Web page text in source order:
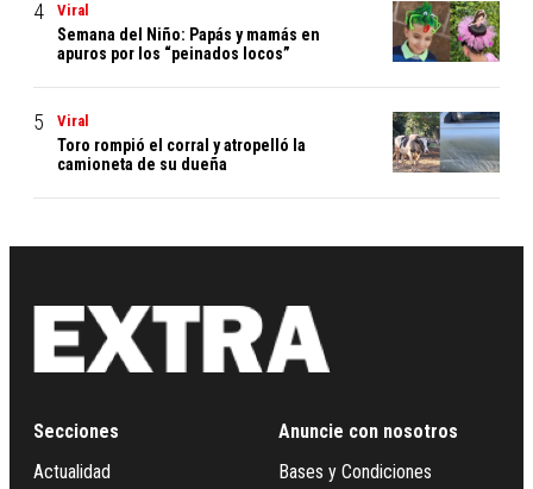
Viral
Semana del Niño: Papás y mamás en
apuros por los “peinados locos”
Viral
Toro rompió el corral y atropelló la
camioneta de su dueña
Secciones
Actualidad
Anuncie con nosotros
Bases y Condiciones